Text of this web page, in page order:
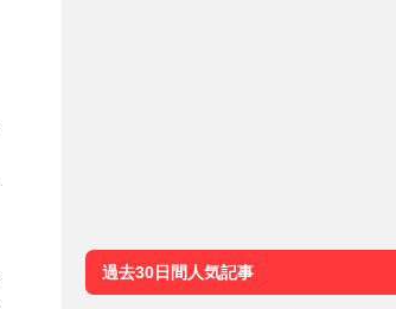
過去30日間人気記事